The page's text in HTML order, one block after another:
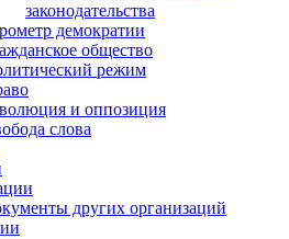
законодательства
демократии
общество
режим
и оппозиция
слова
других организаций